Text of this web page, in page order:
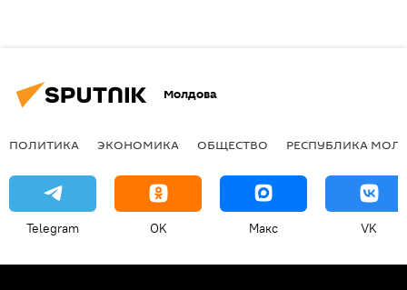
Молдова
ПОЛИТИКА ЭКОНОМИКА ОБЩЕСТВО РЕСПУБЛИКА
Telegram OK Макс VK